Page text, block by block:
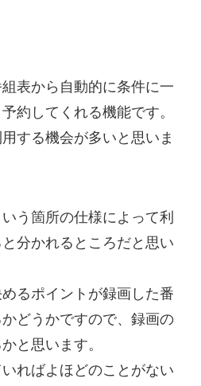
表から自動的に条件に一
約してくれる機能です。
する機会が多いと思いま
う箇所の仕様によって利
分かれるところだと思い
るポイントが録画した番
どうかですので、録画の
と思います。
ればよほどのことがない